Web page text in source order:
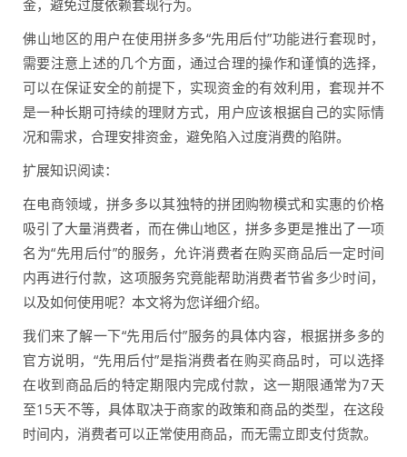
金，避免过度依赖套现行为。
佛山地区的用户在使用拼多多“先用后付”功能进行套现时，
需要注意上述的几个方面，通过合理的操作和谨慎的选择，
可以在保证安全的前提下，实现资金的有效利用，套现并不
是一种长期可持续的理财方式，用户应该根据自己的实际情
况和需求，合理安排资金，避免陷入过度消费的陷阱。
扩展知识阅读：
在电商领域，拼多多以其独特的拼团购物模式和实惠的价格
吸引了大量消费者，而在佛山地区，拼多多更是推出了一项
名为“先用后付”的服务，允许消费者在购买商品后一定时间
内再进行付款，这项服务究竟能帮助消费者节省多少时间，
以及如何使用呢？本文将为您详细介绍。
我们来了解一下“先用后付”服务的具体内容，根据拼多多的
官方说明，“先用后付”是指消费者在购买商品时，可以选择
在收到商品后的特定期限内完成付款，这一期限通常为7天
至15天不等，具体取决于商家的政策和商品的类型，在这段
时间内，消费者可以正常使用商品，而无需立即支付货款。